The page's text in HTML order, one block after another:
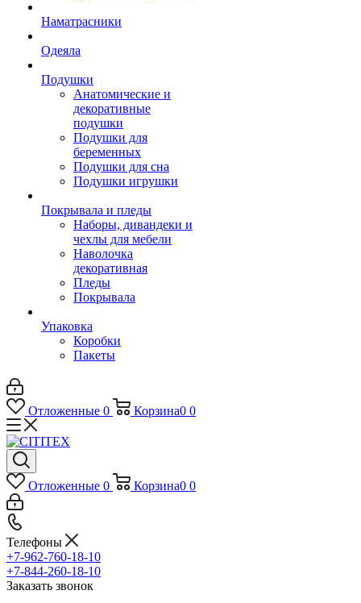
Наматрасники
Одеяла
Подушки
Анатомические и
декоративные
подушки
Подушки для
беременных
Подушки для сна
Подушки игрушки
Покрывала и пледы
Наборы, дивандеки и
чехлы для мебели
Наволочка
декоративная
Пледы
Покрывала
Упаковка
Коробки
Пакеты
Отложенные 0 Корзина0 0
Отложенные 0 Корзина0 0
Телефоны
+7-962-760-18-10
+7-844-260-18-10
Заказать звонок